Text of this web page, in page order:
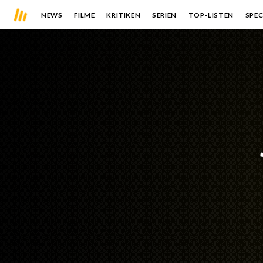
NEWS FILME KRITIKEN SERIEN TOP-LISTEN